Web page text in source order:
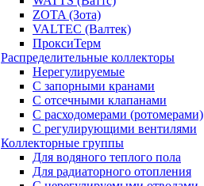
ZOTA (Зота)
VALTEC (Валтек)
ПроксиТерм
Распределительные коллекторы
Нерегулируемые
С запорными кранами
С отсечными клапанами
С расходомерами (ротомерами)
С регулирующими вентилями
Коллекторные группы
Для водяного теплого пола
Для радиаторного отопления